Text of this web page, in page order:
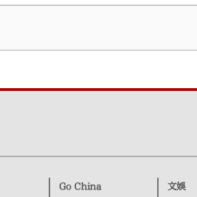
Go China 文娛